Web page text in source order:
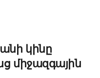
կինը
միջազգային